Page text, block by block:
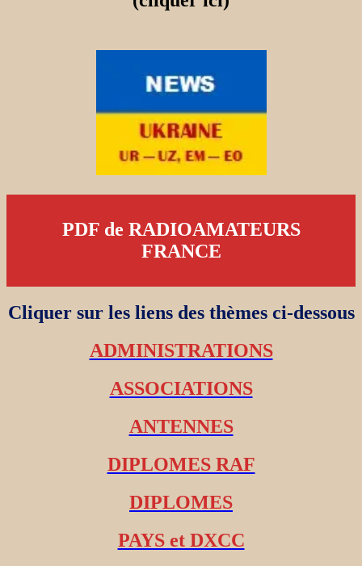
PDF de RADIOAMATEURS
FRANCE
Cliquer sur les liens des thèmes ci-dessous
ADMINISTRATIONS
ASSOCIATIONS
ANTENNES
DIPLOMES RAF
DIPLOMES
PAYS et DXCC